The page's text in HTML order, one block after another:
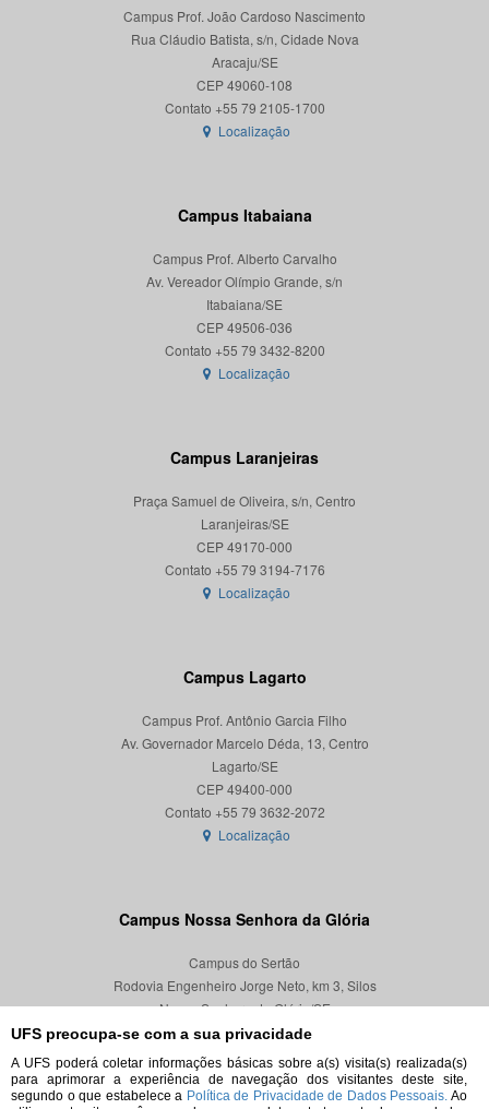
UFS preocupa-se com a sua privacidade
A UFS poderá coletar informações básicas sobre a(s) visita(s) realizada(s)
para aprimorar a experiência de navegação dos visitantes deste site,
segundo o que estabelece a Política de Privacidade de Dados Pessoais. Ao
Campus Prof. João Cardoso Nascimento
Rua Cláudio Batista, s/n, Cidade Nova
Aracaju/SE
CEP 49060-108
Localização
Campus Itabaiana
Campus Prof. Alberto Carvalho
Av. Vereador Olímpio Grande, s/n
Itabaiana/SE
CEP 49506-036
Localização
Campus Laranjeiras
Praça Samuel de Oliveira, s/n, Centro
Laranjeiras/SE
CEP 49170-000
Localização
Campus Lagarto
Campus Prof. Antônio Garcia Filho
Av. Governador Marcelo Déda, 13, Centro
Lagarto/SE
CEP 49400-000
Localização
Campus Nossa Senhora da Glória
Campus do Sertão
Rodovia Engenheiro Jorge Neto, km 3, Silos
Nossa Senhora da Glória/SE
CEP 49680-000
Localização